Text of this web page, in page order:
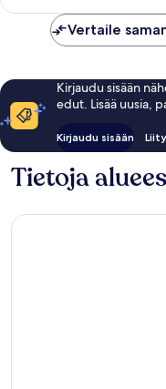
arvostelua
Vertaile
Kirjaudu sisään
edut. Lisää uusia,
Kirjaudu sisään
Tietoja